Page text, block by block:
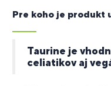
Pre koho je produkt
Taurine je
celiatikov aj